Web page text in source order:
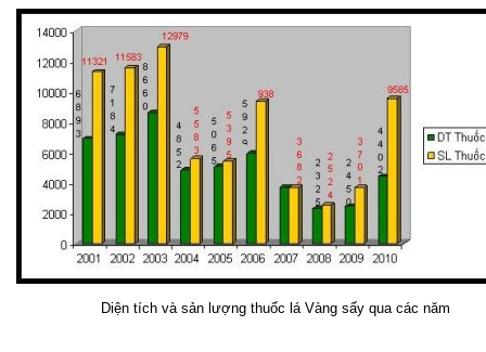
Diện tích và sản lượng thuốc lá Vàng sấy qua các năm